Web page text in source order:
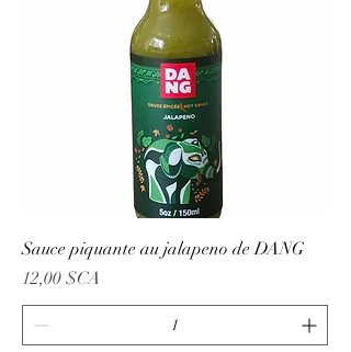
Sauce piquante au jalapeno de DANG
Prix
12,00 $CA